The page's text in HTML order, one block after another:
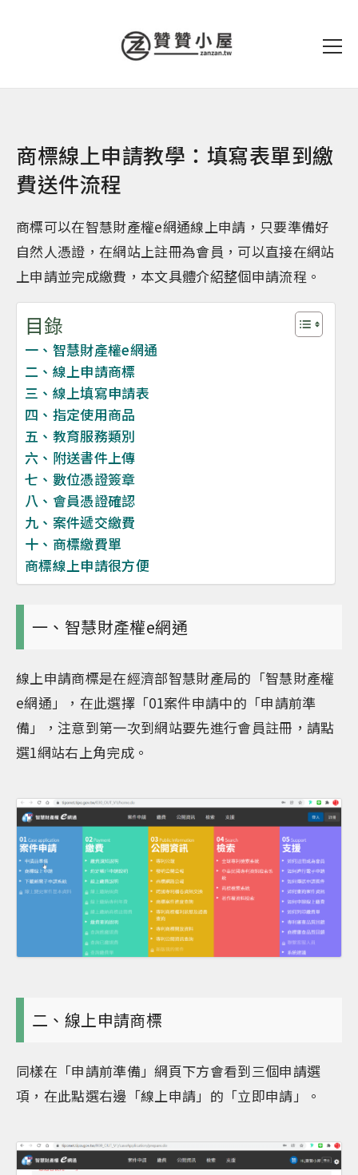
商標線上申請教學：填寫表單到繳
費送件流程
商標可以在智慧財產權e網通線上申請，只要準備好
自然人憑證，在網站上註冊為會員，可以直接在網站
上申請並完成繳費，本文具體介紹整個申請流程。
目錄
一、智慧財產權e網通
二、線上申請商標
三、線上填寫申請表
四、指定使用商品
五、教育服務類別
六、附送書件上傳
七、數位憑證簽章
八、會員憑證確認
九、案件遞交繳費
十、商標繳費單
商標線上申請很方便
一、智慧財產權e網通
線上申請商標是在經濟部智慧財產局的「智慧財產權
e網通」，在此選擇「01案件申請中的「申請前準
備」，注意到第一次到網站要先進行會員註冊，請點
選1網站右上角完成。
二、線上申請商標
同樣在「申請前準備」網頁下方會看到三個申請選
項，在此點選右邊「線上申請」的「立即申請」。